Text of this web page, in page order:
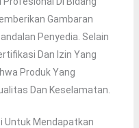
Gambaran
Penyedia. Selain
Dan Izin Yang
Produk Yang
Dan Keselamatan.
Untuk Mendapatkan